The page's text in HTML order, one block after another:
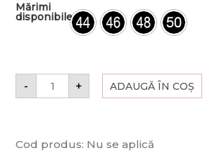
Mărimi
disponibile
- + ADAUGĂ ÎN COȘ
Cod produs: Nu se aplică